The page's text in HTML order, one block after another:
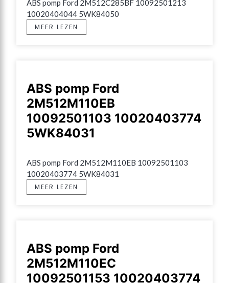
ABS pomp Ford 2M512C285BF 10092501213
10020404044 5WK84050
MEER LEZEN
ABS pomp Ford
2M512M110EB
10092501103 10020403774
5WK84031
ABS pomp Ford 2M512M110EB 10092501103
10020403774 5WK84031
MEER LEZEN
ABS pomp Ford
2M512M110EC
10092501153 10020403774